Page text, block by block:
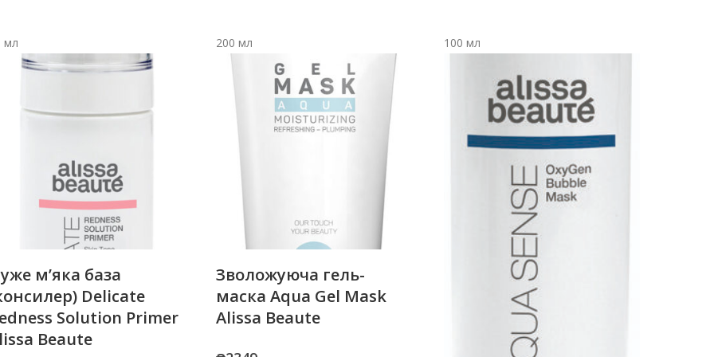
₴790.
мл
м’яка база
Delicate
Solution Primer
Beaute
200 мл
Зволожуюча гель-
маска Aqua Gel Mask
Alissa Beaute
100 мл